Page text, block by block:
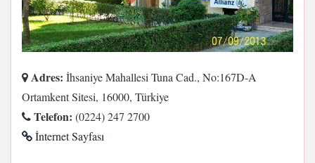
Adres: İhsaniye Mahallesi Tuna Cad., No:167D-A
Ortamkent Sitesi, 16000, Türkiye
Telefon: (0224) 247 2700
İnternet Sayfası